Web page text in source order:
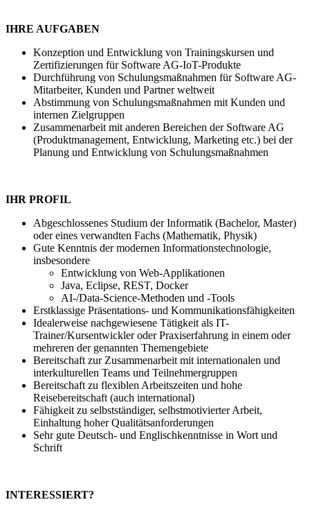
IHRE AUFGABEN
Konzeption und Entwicklung von Trainingskursen und
Zertifizierungen für Software AG-IoT-Produkte
Durchführung von Schulungsmaßnahmen für Software AG-
Mitarbeiter, Kunden und Partner weltweit
Abstimmung von Schulungsmaßnahmen mit Kunden und
internen Zielgruppen
Zusammenarbeit mit anderen Bereichen der Software AG
(Produktmanagement, Entwicklung, Marketing etc.) bei der
Planung und Entwicklung von Schulungsmaßnahmen
IHR PROFIL
Abgeschlossenes Studium der Informatik (Bachelor, Master)
oder eines verwandten Fachs (Mathematik, Physik)
Gute Kenntnis der modernen Informationstechnologie,
insbesondere
Entwicklung von Web-Applikationen
Java, Eclipse, REST, Docker
AI-/Data-Science-Methoden und -Tools
Erstklassige Präsentations- und Kommunikationsfähigkeiten
Idealerweise nachgewiesene Tätigkeit als IT-
Trainer/Kursentwickler oder Praxiserfahrung in einem oder
mehreren der genannten Themengebiete
Bereitschaft zur Zusammenarbeit mit internationalen und
interkulturellen Teams und Teilnehmergruppen
Bereitschaft zu flexiblen Arbeitszeiten und hohe
Reisebereitschaft (auch international)
Fähigkeit zu selbstständiger, selbstmotivierter Arbeit,
Einhaltung hoher Qualitätsanforderungen
Sehr gute Deutsch- und Englischkenntnisse in Wort und
Schrift
INTERESSIERT?